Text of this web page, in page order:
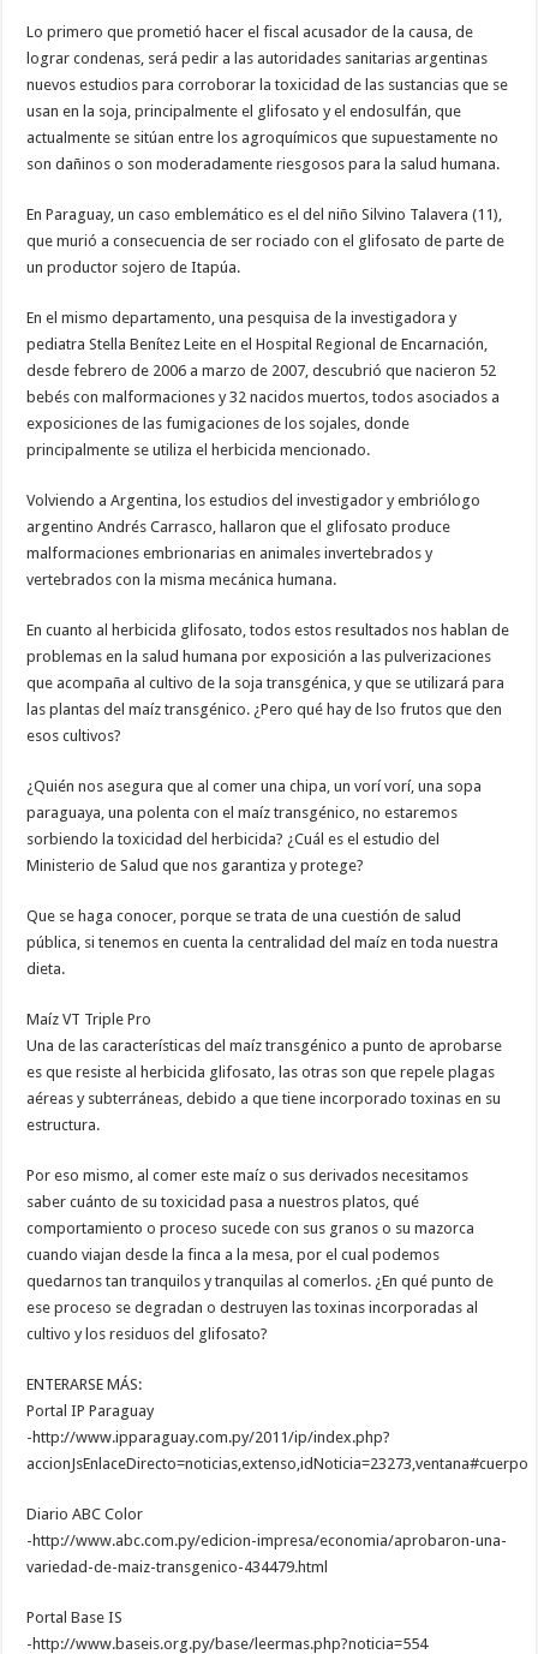
Lo primero que prometió hacer el fiscal acusador de la causa, de
lograr condenas, será pedir a las autoridades sanitarias argentinas
nuevos estudios para corroborar la toxicidad de las sustancias que se
usan en la soja, principalmente el glifosato y el endosulfán, que
actualmente se sitúan entre los agroquímicos que supuestamente no
son dañinos o son moderadamente riesgosos para la salud humana.
En Paraguay, un caso emblemático es el del niño Silvino Talavera (11),
que murió a consecuencia de ser rociado con el glifosato de parte de
un productor sojero de Itapúa.
En el mismo departamento, una pesquisa de la investigadora y
pediatra Stella Benítez Leite en el Hospital Regional de Encarnación,
desde febrero de 2006 a marzo de 2007, descubrió que nacieron 52
bebés con malformaciones y 32 nacidos muertos, todos asociados a
exposiciones de las fumigaciones de los sojales, donde
principalmente se utiliza el herbicida mencionado.
Volviendo a Argentina, los estudios del investigador y embriólogo
argentino Andrés Carrasco, hallaron que el glifosato produce
malformaciones embrionarias en animales invertebrados y
vertebrados con la misma mecánica humana.
En cuanto al herbicida glifosato, todos estos resultados nos hablan de
problemas en la salud humana por exposición a las pulverizaciones
que acompaña al cultivo de la soja transgénica, y que se utilizará para
las plantas del maíz transgénico. ¿Pero qué hay de lso frutos que den
esos cultivos?
¿Quién nos asegura que al comer una chipa, un vorí vorí, una sopa
paraguaya, una polenta con el maíz transgénico, no estaremos
sorbiendo la toxicidad del herbicida? ¿Cuál es el estudio del
Ministerio de Salud que nos garantiza y protege?
Que se haga conocer, porque se trata de una cuestión de salud
pública, si tenemos en cuenta la centralidad del maíz en toda nuestra
dieta.
Maíz VT Triple Pro
Una de las características del maíz transgénico a punto de aprobarse
es que resiste al herbicida glifosato, las otras son que repele plagas
aéreas y subterráneas, debido a que tiene incorporado toxinas en su
estructura.
Por eso mismo, al comer este maíz o sus derivados necesitamos
saber cuánto de su toxicidad pasa a nuestros platos, qué
comportamiento o proceso sucede con sus granos o su mazorca
cuando viajan desde la finca a la mesa, por el cual podemos
quedarnos tan tranquilos y tranquilas al comerlos. ¿En qué punto de
ese proceso se degradan o destruyen las toxinas incorporadas al
cultivo y los residuos del glifosato?
ENTERARSE MÁS:
Portal IP Paraguay
-http://www.ipparaguay.com.py/2011/ip/index.php?
accionJsEnlaceDirecto=noticias,extenso,idNoticia=23273,ventana#cuerpo
Diario ABC Color
-http://www.abc.com.py/edicion-impresa/economia/aprobaron-una-
variedad-de-maiz-transgenico-434479.html
Portal Base IS
-http://www.baseis.org.py/base/leermas.php?noticia=554